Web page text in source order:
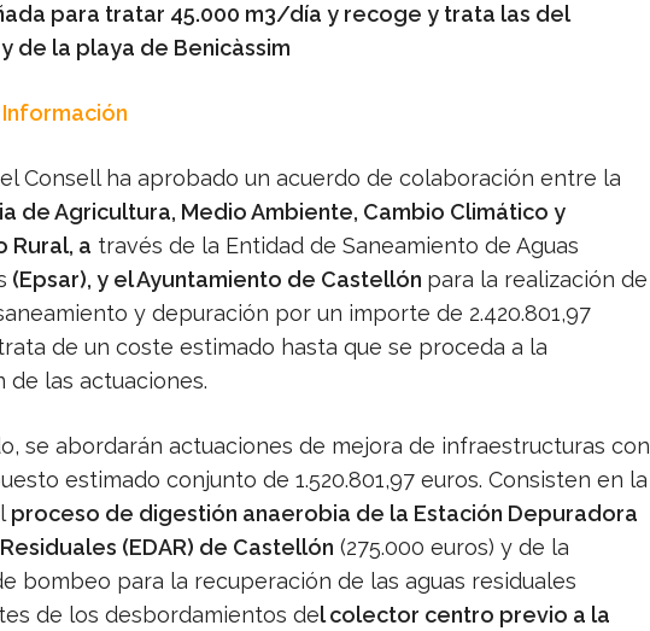
para tratar 45.000 m3/día y recoge y trata las del
de la playa de Benicàssim
Consell ha aprobado un acuerdo de colaboración entre la
de Agricultura, Medio Ambiente, Cambio Climático y
Rural, a través de la Entidad de Saneamiento de Aguas
(Epsar), y el Ayuntamiento de Castellón para la realización de
y depuración por un importe de 2.420.801,97
de un coste estimado hasta que se proceda a la
de las actuaciones.
se abordarán actuaciones de mejora de infraestructuras con
estimado conjunto de 1.520.801,97 euros. Consisten en la
proceso de digestión anaerobia de la Estación Depuradora
(EDAR) de Castellón (275.000 euros) y de la
bombeo para la recuperación de las aguas residuales
de los desbordamientos del colector centro previo a la